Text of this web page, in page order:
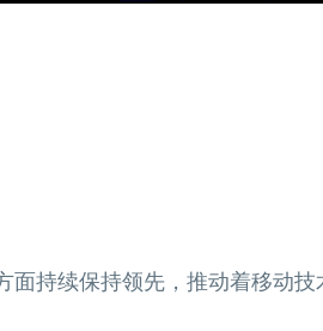
持续保持领先，推动着移动